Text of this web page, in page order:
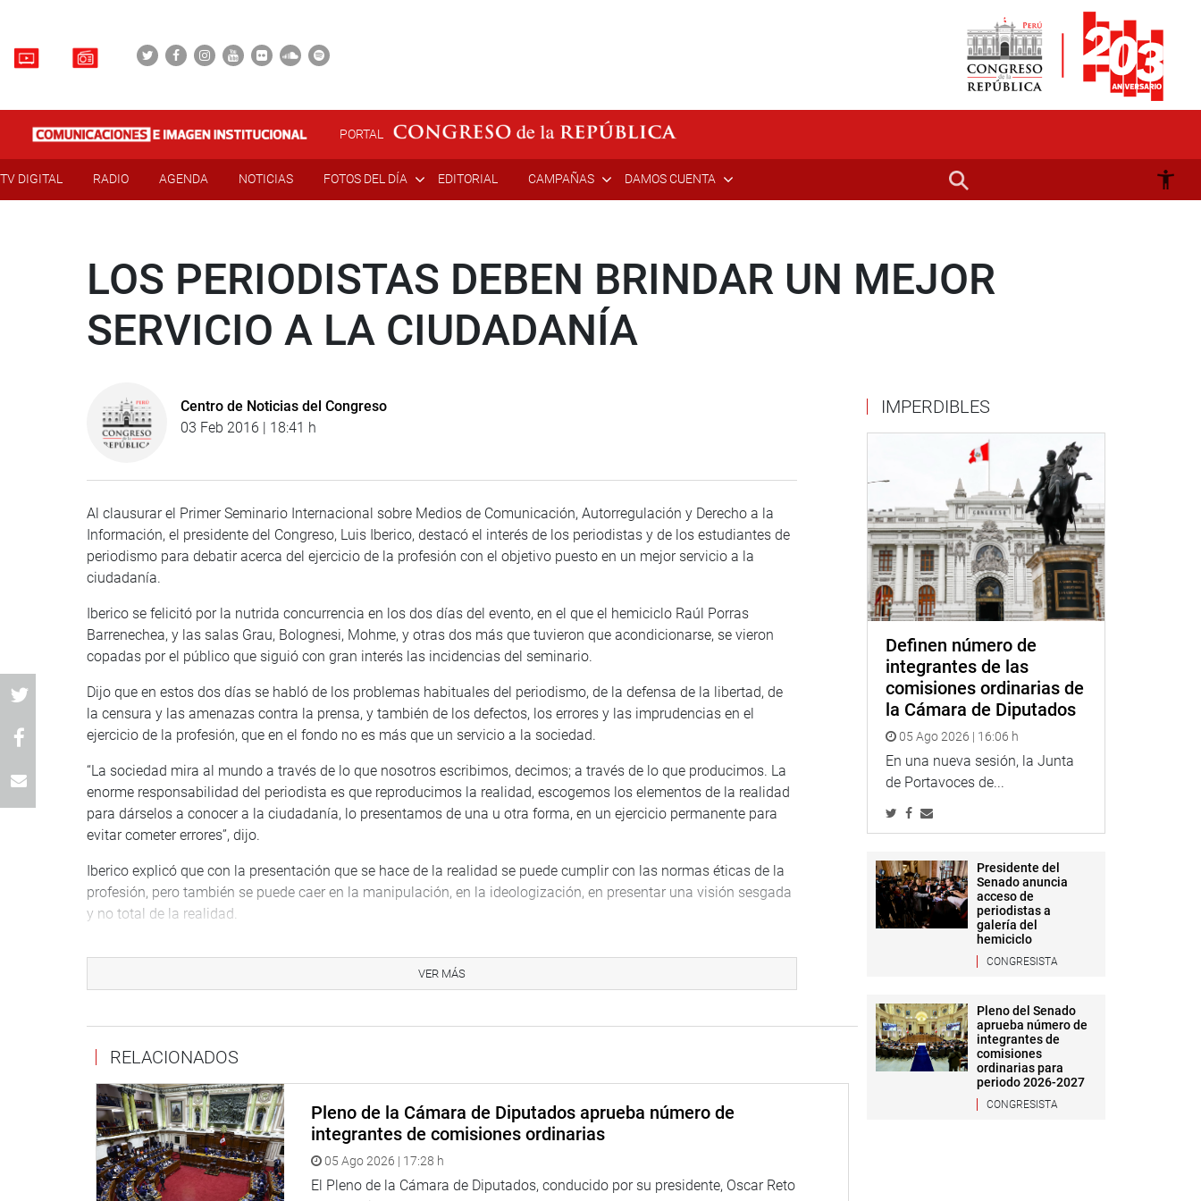
PORTAL
TV DIGITAL RADIO AGENDA NOTICIAS FOTOS DEL DÍA EDITORIAL CAMPAÑAS DAMOS CUENTA
LOS PERIODISTAS DEBEN BRINDAR UN MEJOR
SERVICIO A LA CIUDADANÍA
Centro de Noticias del Congreso
03 Feb 2016 | 18:41 h
Al clausurar el Primer Seminario Internacional sobre Medios de Comunicación, Autorregulación y Derecho a la
Información, el presidente del Congreso, Luis Iberico, destacó el interés de los periodistas y de los estudiantes de
periodismo para debatir acerca del ejercicio de la profesión con el objetivo puesto en un mejor servicio a la
ciudadanía.
Iberico se felicitó por la nutrida concurrencia en los dos días del evento, en el que el hemiciclo Raúl Porras
Barrenechea, y las salas Grau, Bolognesi, Mohme, y otras dos más que tuvieron que acondicionarse, se vieron
copadas por el público que siguió con gran interés las incidencias del seminario.
Dijo que en estos dos días se habló de los problemas habituales del periodismo, de la defensa de la libertad, de
la censura y las amenazas contra la prensa, y también de los defectos, los errores y las imprudencias en el
ejercicio de la profesión, que en el fondo no es más que un servicio a la sociedad.
“La sociedad mira al mundo a través de lo que nosotros escribimos, decimos; a través de lo que producimos. La
enorme responsabilidad del periodista es que reproducimos la realidad, escogemos los elementos de la realidad
para dárselos a conocer a la ciudadanía, lo presentamos de una u otra forma, en un ejercicio permanente para
evitar cometer errores”, dijo.
Iberico explicó que con la presentación que se hace de la realidad se puede cumplir con las normas éticas de la
profesión, pero también se puede caer en la manipulación, en la ideologización, en presentar una visión sesgada
y no total de la realidad.
mejor servicio a la ciudadanía, que está a la espera de recibir informaciones para tomar decisiones
permanentemente.
Tras saludar la calidad de las ponencias, el presidente del Congreso anunció la realización del II Seminario
Internacional que se llevará a cabo en el mes de junio, para seguir debatiendo acerca de los problemas y los
retos de la profesión, pues muchos asuntos se “quedaron en el tintero”.
Iberico anunció también la publicación de las ponencias presentadas en el Primer Seminario Internacional, por
parte del Fondo Editorial del Congreso de la República, lo que permitirá que los interesados tengan acceso a los
informes que se presentaron.
PRENSA-CONGRESO*
VER MÁS
RELACIONADOS
Pleno de la Cámara de Diputados aprueba número de
integrantes de comisiones ordinarias
05 Ago 2026 | 17:28 h
El Pleno de la Cámara de Diputados, conducido por su presidente, Oscar Reto
IMPERDIBLES
Definen número de
integrantes de las
comisiones ordinarias de
la Cámara de Diputados
05 Ago 2026 | 16:06 h
En una nueva sesión, la Junta
de Portavoces de...
Presidente del
Senado anuncia
acceso de
periodistas a
galería del
hemiciclo
CONGRESISTA
Pleno del Senado
aprueba número de
integrantes de
comisiones
ordinarias para
periodo 2026-2027
CONGRESISTA